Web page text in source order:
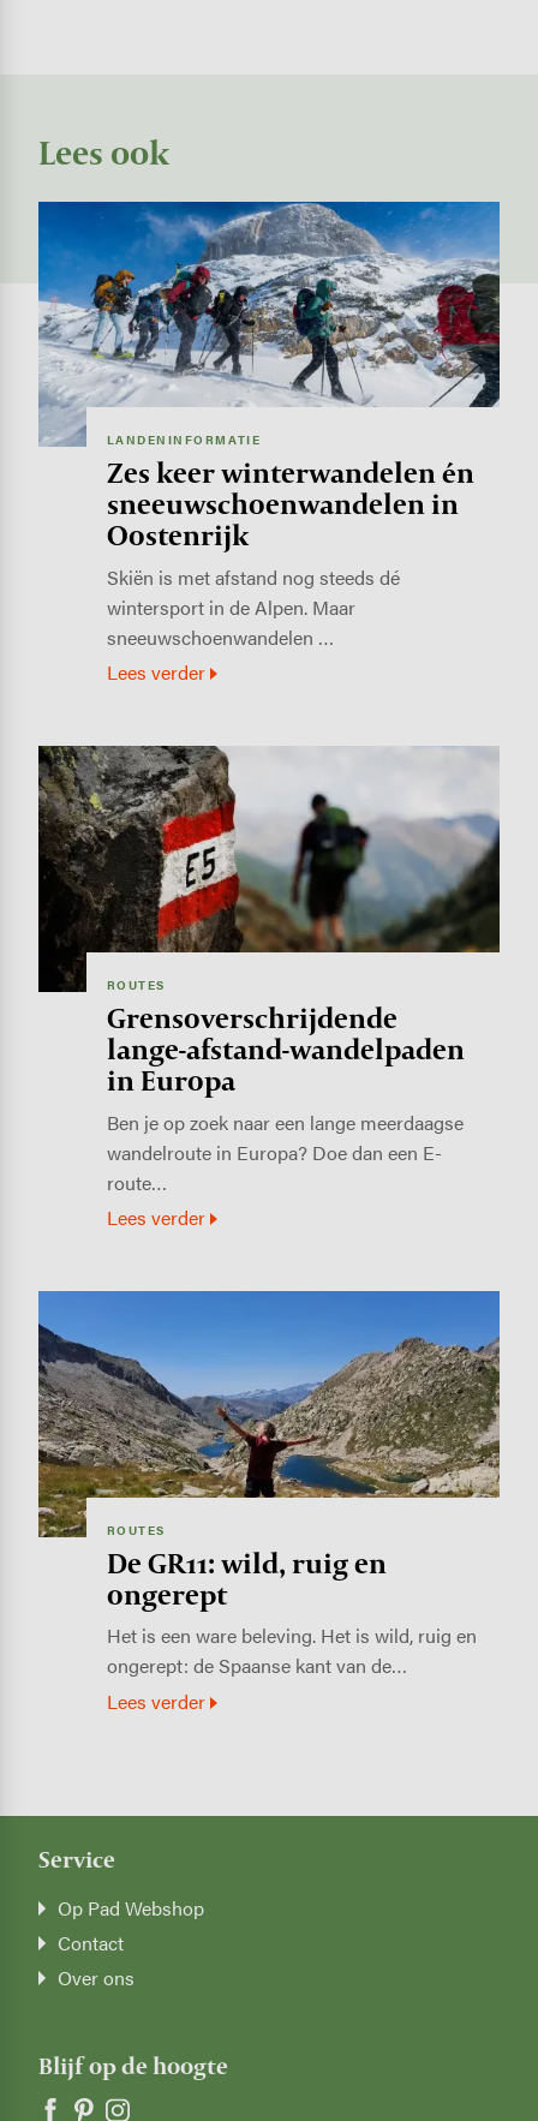
Lees ook
LANDENINFORMATIE
Zes keer winterwandelen én
sneeuwschoenwandelen in
Oostenrijk
Skiën is met afstand nog steeds dé
wintersport in de Alpen. Maar
sneeuwschoenwandelen …
Lees verder
Image
ROUTES
Grensoverschrijdende
lange-afstand-wandelpaden
in Europa
Ben je op zoek naar een lange meerdaagse
wandelroute in Europa? Doe dan een E-
route…
Lees verder
ROUTES
De GR11: wild, ruig en
ongerept
Het is een ware beleving. Het is wild, ruig en
ongerept: de Spaanse kant van de…
Lees verder
Service
Op Pad Webshop
Contact
Over ons
Blijf op de hoogte